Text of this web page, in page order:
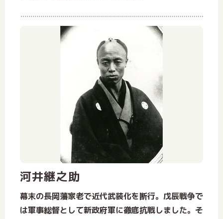
河井継之助
幕末の長岡藩家老で近代武装化を断行。戊辰戦争で
は軍事総督として新政府軍に徹底抗戦しました。そ